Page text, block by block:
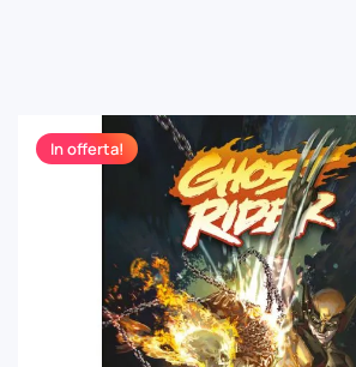
In offerta!